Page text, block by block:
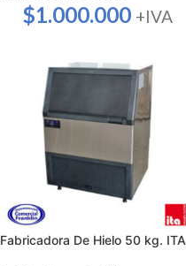
$1.000.000 +IVA
Fabricadora De Hielo 50 kg. ITA